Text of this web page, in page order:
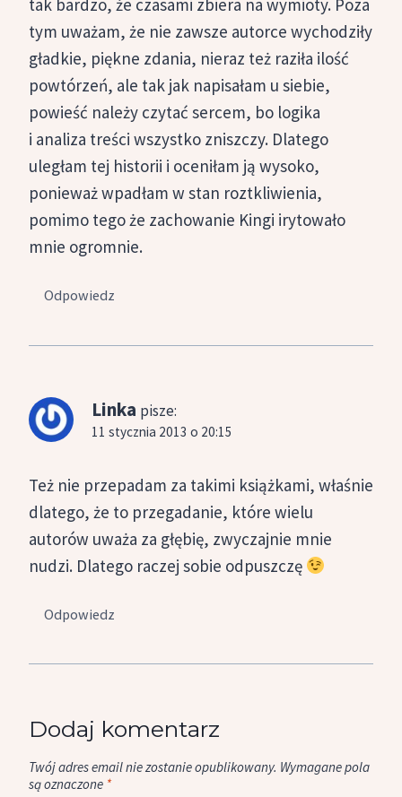
tak bardzo, że czasami zbiera na wymioty. Poza
tym uważam, że nie zawsze autorce wychodziły
gładkie, piękne zdania, nieraz też raziła ilość
powtórzeń, ale tak jak napisałam u siebie,
powieść należy czytać sercem, bo logika
i analiza treści wszystko zniszczy. Dlatego
uległam tej historii i oceniłam ją wysoko,
ponieważ wpadłam w stan roztkliwienia,
pomimo tego że zachowanie Kingi irytowało
mnie ogromnie.
Odpowiedz
Linka pisze:
11 stycznia 2013 o 20:15
Też nie przepadam za takimi książkami, właśnie
dlatego, że to przegadanie, które wielu
autorów uważa za głębię, zwyczajnie mnie
nudzi. Dlatego raczej sobie odpuszczę
Odpowiedz
Dodaj komentarz
Twój adres email nie zostanie opublikowany. Wymagane pola
są oznaczone *